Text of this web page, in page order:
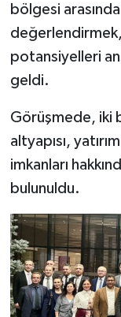
bölgesi
değerlendirmek,
potansiyelleri
geldi.
Görüşmede, iki
altyapısı,
imkanları
bulunuldu.